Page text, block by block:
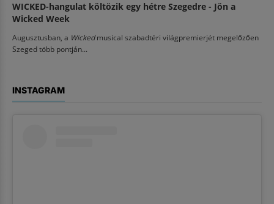
WICKED-hangulat költözik egy hétre Szegedre - Jön a
Wicked Week
Augusztusban, a Wickedmusical szabadtéri világpremierjét megelőzően
Szeged több pontján...
INSTAGRAM